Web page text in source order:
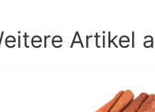
Artikel